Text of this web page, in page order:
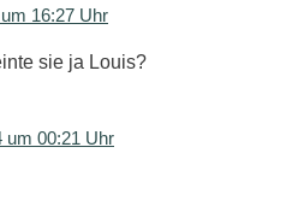
16:27 Uhr
sie ja Louis?
um 00:21 Uhr